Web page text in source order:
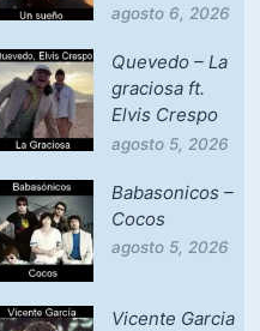
agosto 6, 2026
Quevedo – La
graciosa ft.
Elvis Crespo
agosto 5, 2026
Babasonicos –
Cocos
agosto 5, 2026
Vicente Garcia